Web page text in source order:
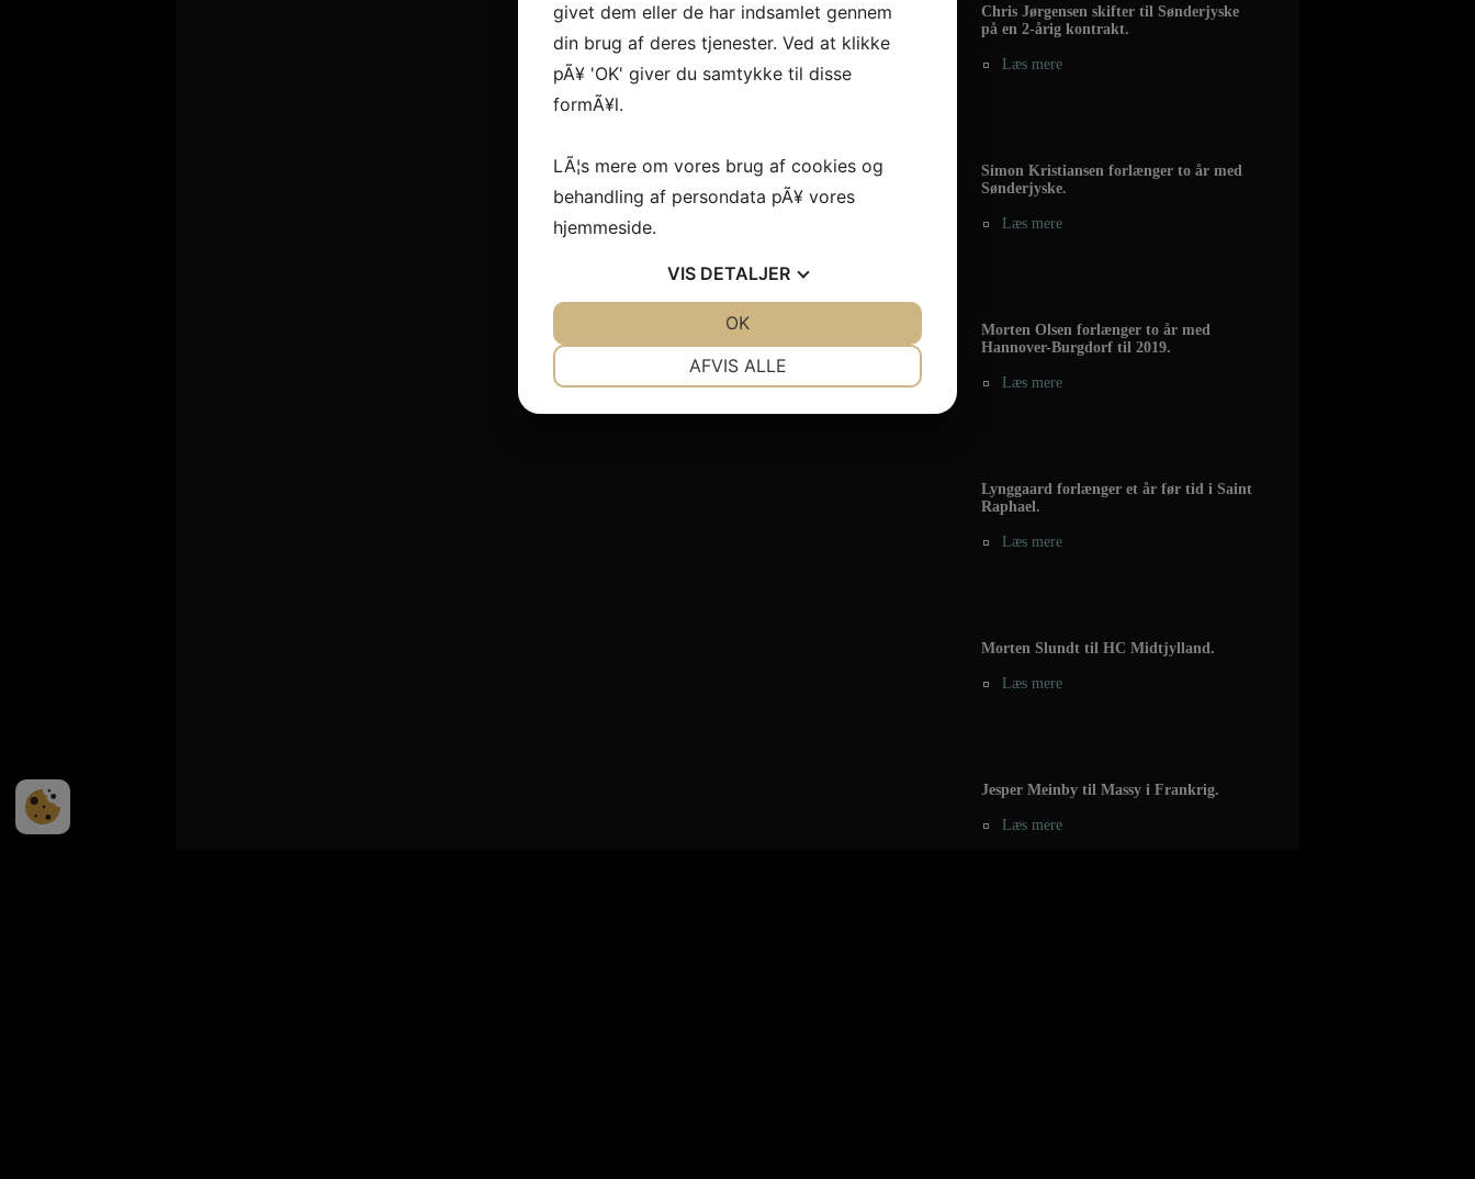
Chris Jørgensen skifter til Sønderjyske
på en 2-årig kontrakt.
Læs mere
Simon Kristiansen forlænger to år med
Sønderjyske.
Læs mere
Morten Olsen forlænger to år med
Hannover-Burgdorf til 2019.
Læs mere
Lynggaard forlænger et år før tid i Saint
Raphael.
Læs mere
Morten Slundt til HC Midtjylland.
Læs mere
Jesper Meinby til Massy i Frankrig.
Læs mere
givet dem eller de har indsamlet gennem
din brug af deres tjenester. Ved at klikke
pÃ¥ 'OK' giver du samtykke til disse
formÃ¥l.
LÃ¦s mere om vores brug af cookies og
behandling af persondata pÃ¥ vores
hjemmeside.
VIS DETALJER
AFVIS ALLE
OK